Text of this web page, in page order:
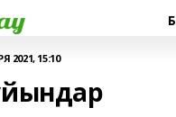
2021, 15:10